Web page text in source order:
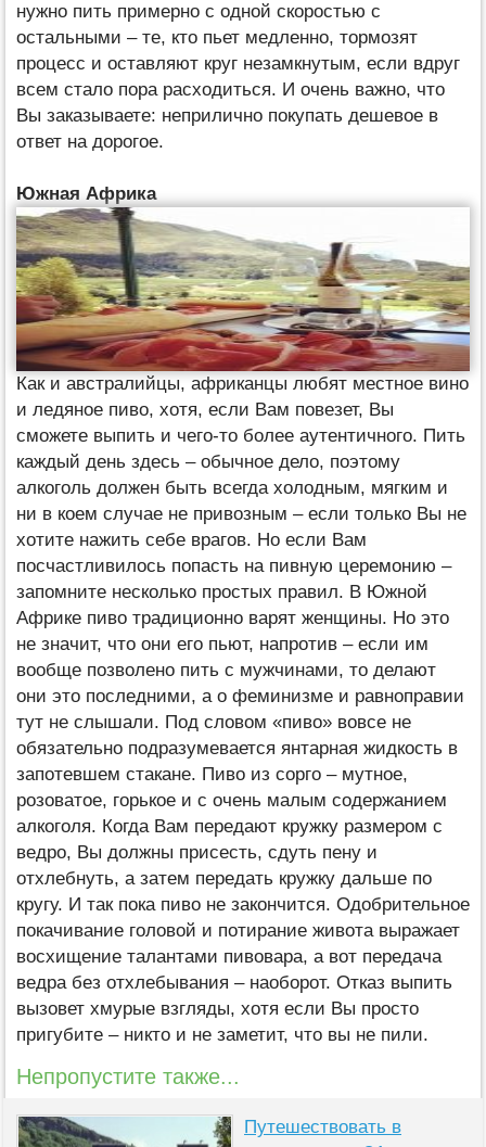
нужно пить примерно с одной скоростью с
остальными – те, кто пьет медленно, тормозят
процесс и оставляют круг незамкнутым, если вдруг
всем стало пора расходиться. И очень важно, что
Вы заказываете: неприлично покупать дешевое в
ответ на дорогое.
Южная Африка
Как и австралийцы, африканцы любят местное вино
и ледяное пиво, хотя, если Вам повезет, Вы
сможете выпить и чего-то более аутентичного. Пить
каждый день здесь – обычное дело, поэтому
алкоголь должен быть всегда холодным, мягким и
ни в коем случае не привозным – если только Вы не
хотите нажить себе врагов. Но если Вам
посчастливилось попасть на пивную церемонию –
запомните несколько простых правил. В Южной
Африке пиво традиционно варят женщины. Но это
не значит, что они его пьют, напротив – если им
вообще позволено пить с мужчинами, то делают
они это последними, а о феминизме и равноправии
тут не слышали. Под словом «пиво» вовсе не
обязательно подразумевается янтарная жидкость в
запотевшем стакане. Пиво из сорго – мутное,
розоватое, горькое и с очень малым содержанием
алкоголя. Когда Вам передают кружку размером с
ведро, Вы должны присесть, сдуть пену и
отхлебнуть, а затем передать кружку дальше по
кругу. И так пока пиво не закончится. Одобрительное
покачивание головой и потирание живота выражает
восхищение талантами пивовара, а вот передача
ведра без отхлебывания – наоборот. Отказ выпить
вызовет хмурые взгляды, хотя если Вы просто
пригубите – никто и не заметит, что вы не пили.
Непропустите также...
Путешествовать в